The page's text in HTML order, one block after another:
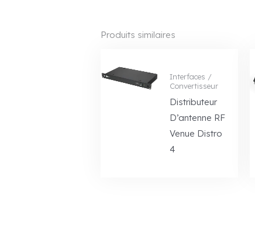
Produits similaires
Interfaces /
Convertisseur
Distributeur
D’antenne RF
Venue Distro
4